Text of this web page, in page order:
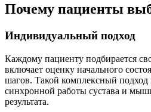
Почему пациенты
Индивидуальный подход
Каждому пациенту подбирается
включает оценку начального
шагов. Такой комплексный подход
синхронной работы сустава и
результата.